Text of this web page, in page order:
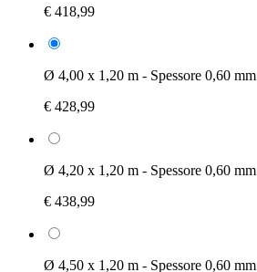
€ 418,99
Ø 4,00 x 1,20 m - Spessore 0,60 mm
€ 428,99
Ø 4,20 x 1,20 m - Spessore 0,60 mm
€ 438,99
Ø 4,50 x 1,20 m - Spessore 0,60 mm